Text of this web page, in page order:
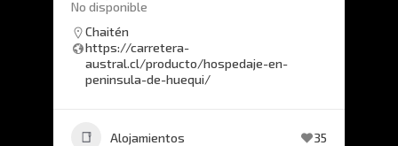
No disponible
Chaitén
https://carretera-
austral.cl/producto/hospedaje-en-
peninsula-de-huequi/
Alojamientos 35